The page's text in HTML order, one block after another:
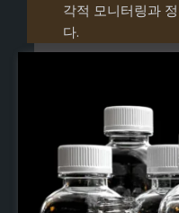
각적 모니터링과
다.